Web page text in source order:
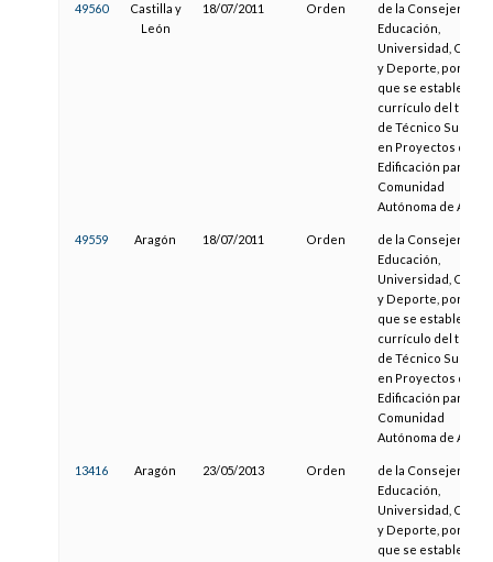
49560
Castilla y
León
18/07/2011 Orden
de la Consejera de
Educación,
Universidad,
y Deporte, por la
que se establece el
currículo del título
de Técnico
en Proyectos de
Edificación para la
Comunidad
Autónoma de
49559 Aragón 18/07/2011 Orden
de la Consejera de
Educación,
Universidad,
y Deporte, por la
que se establece el
currículo del título
de Técnico
en Proyectos de
Edificación para la
Comunidad
Autónoma de
13416 Aragón 23/05/2013 Orden
de la Consejera de
Educación,
Universidad,
y Deporte, por la
que se establece el